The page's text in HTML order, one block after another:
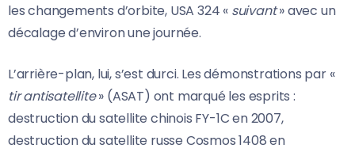
les changements d’orbite, USA 324 « suivant» avec un
décalage d’environ une journée.
L’arrière-plan, lui, s’est durci. Les démonstrations par «
tir antisatellite» (ASAT) ont marqué les esprits :
destruction du satellite chinois FY-1C en 2007,
destruction du satellite russe Cosmos 1408 en